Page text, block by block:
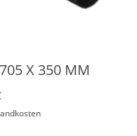
X 350 MM